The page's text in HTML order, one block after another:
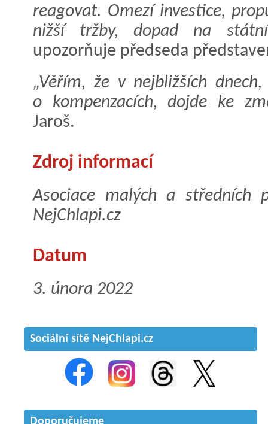
reagovat. Omezí investice,
nižší tržby, dopad na
upozorňuje předseda
„Věřím, že v nejbližších
o kompenzacích, dojde ke
Jaroš.
Zdroj informací
Asociace malých a středních
NejChlapi.cz
Datum
3. února 2022
Sociální sítě NejChlapi.cz
Doporučujeme